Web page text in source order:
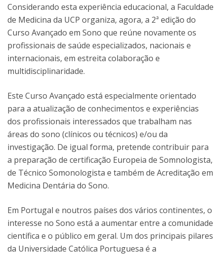
Considerando esta experiência educacional, a Faculdade
de Medicina da UCP organiza, agora, a 2ª edição do
Curso Avançado em Sono que reúne novamente os
profissionais de saúde especializados, nacionais e
internacionais, em estreita colaboração e
multidisciplinaridade.
Este Curso Avançado está especialmente orientado
para a atualização de conhecimentos e experiências
dos profissionais interessados que trabalham nas
áreas do sono (clínicos ou técnicos) e/ou da
investigação. De igual forma, pretende contribuir para
a preparação de certificação Europeia de Somnologista,
de Técnico Somonologista e também de Acreditação em
Medicina Dentária do Sono.
Em Portugal e noutros países dos vários continentes, o
interesse no Sono está a aumentar entre a comunidade
científica e o público em geral. Um dos principais pilares
da Universidade Católica Portuguesa é a